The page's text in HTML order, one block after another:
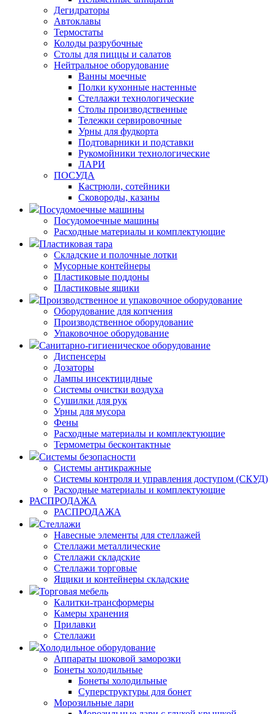
Дегидраторы
Автоклавы
Термостаты
Колоды разрубочные
Столы для пиццы и салатов
Нейтральное оборудование
Ванны моечные
Полки кухонные настенные
Стеллажи технологические
Столы производственные
Тележки сервировочные
Урны для фудкорта
Подтоварники и подставки
Рукомойники технологические
ЛАРИ
ПОСУДА
Кастрюли, сотейники
Сковороды, казаны
Посудомоечные машины
Посудомоечные машины
Расходные материалы и комплектующие
Пластиковая тара
Складские и полочные лотки
Мусорные контейнеры
Пластиковые поддоны
Пластиковые ящики
Производственное и упаковочное оборудование
Оборудование для копчения
Производственное оборудование
Упаковочное оборудование
Санитарно-гигиеническое оборудование
Диспенсеры
Дозаторы
Лампы инсектицидные
Системы очистки воздуха
Сушилки для рук
Урны для мусора
Фены
Расходные материалы и комплектующие
Термометры бесконтактные
Системы безопасности
Системы антикражные
Системы контроля и управления доступом (СКУД)
Расходные материалы и комплектующие
РАСПРОДАЖА
РАСПРОДАЖА
Стеллажи
Навесные элементы для стеллажей
Стеллажи металлические
Стеллажи складские
Стеллажи торговые
Ящики и контейнеры складские
Торговая мебель
Калитки-трансформеры
Камеры хранения
Прилавки
Стеллажи
Холодильное оборудование
Аппараты шоковой заморозки
Бонеты холодильные
Бонеты холодильные
Суперструктуры для бонет
Морозильные лари